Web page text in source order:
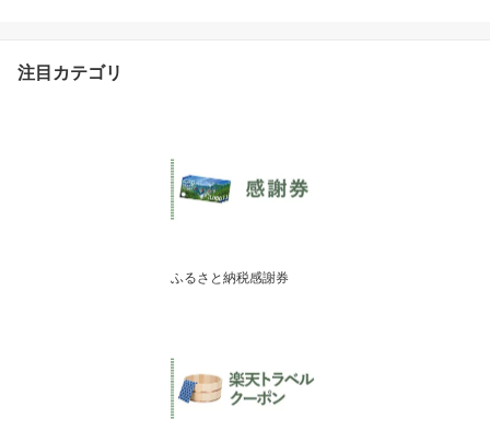
注目カテゴリ
ふるさと納税感謝券